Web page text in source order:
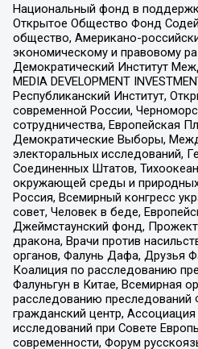
Национальный фонд в
Открытое Общество Фонд
общество, Американо-
экономическому и правовому
Демократический Институт
MEDIA DEVELOPMENT
Республиканский Институт,
современной России,
сотрудничества, Европейская
Демократические Выборы,
электоральных исследований,
Соединенных Штатов,
окружающей среды и
Россия, Всемирный конгресс
совет, Человек в беде,
Джеймстаунский фонд,
дракона, Врачи против
органов, Фалунь Дафа, Друзья
Коалиция по расследованию
Фалуньгун в Китае, Всемирная
расследованию преследований
гражданский центр,
исследований при Совете
современности, Форум